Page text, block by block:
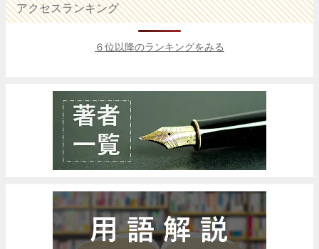
アクセスランキング
６位以降のランキングをみる